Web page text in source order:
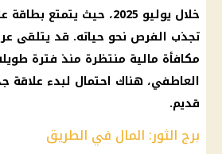
خلال يوليو 2025، حيث
تجذب الفرص نحو حياته. قد يتلقى
مكافأة مالية منتظرة منذ فترة
العاطفي، هناك احتمال لبدء علاقة
قديم.
برج الثور: المال في الطريق